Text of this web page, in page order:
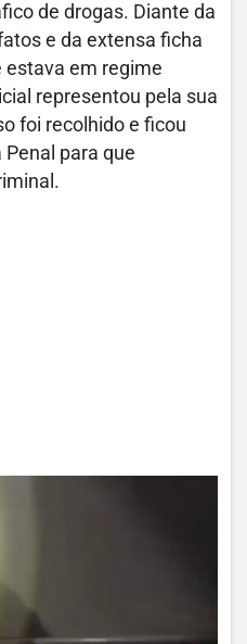
de drogas. Diante da
e da extensa ficha
estava em regime
representou pela sua
foi recolhido e ficou
para que